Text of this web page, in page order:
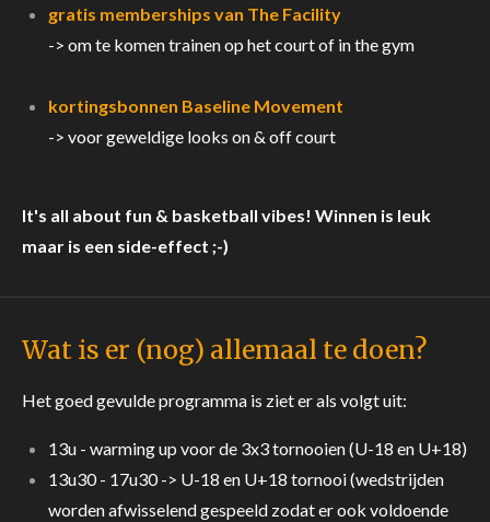
gratis memberships van The Facility
-> om te komen trainen op het court of in the gym
kortingsbonnen Baseline Movement
-> voor geweldige looks on & off court
It's all about fun & basketball vibes! Winnen is leuk
maar is een side-effect ;-)
Wat is er (nog) allemaal te doen?
Het goed gevulde programma is ziet er als volgt uit:
13u - warming up voor de 3x3 tornooien (U-18 en U+18)
13u30 - 17u30 -> U-18 en U+18 tornooi (wedstrijden
worden afwisselend gespeeld zodat er ook voldoende